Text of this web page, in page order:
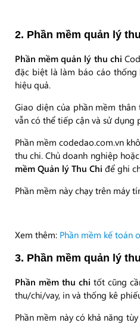
2. Phần mềm quản lý
Phần mềm quản lý thu chi
đặc biệt là làm báo cáo
hiệu quả.
Giao diện của phần mềm
vẫn có thể tiếp cận và sử dụng
Phần mềm codedao.com.vn
thu chi. Chủ doanh nghiệp
mềm Quản lý Thu Chi để ghi
Phần mềm này chạy trên máy
Xem thêm: Phần mềm kế toán
3. Phần mềm quản lý
Phần mềm thu chi tốt cũng
thu/chi/vay, in và thống kê
Phần mềm này có khả năng